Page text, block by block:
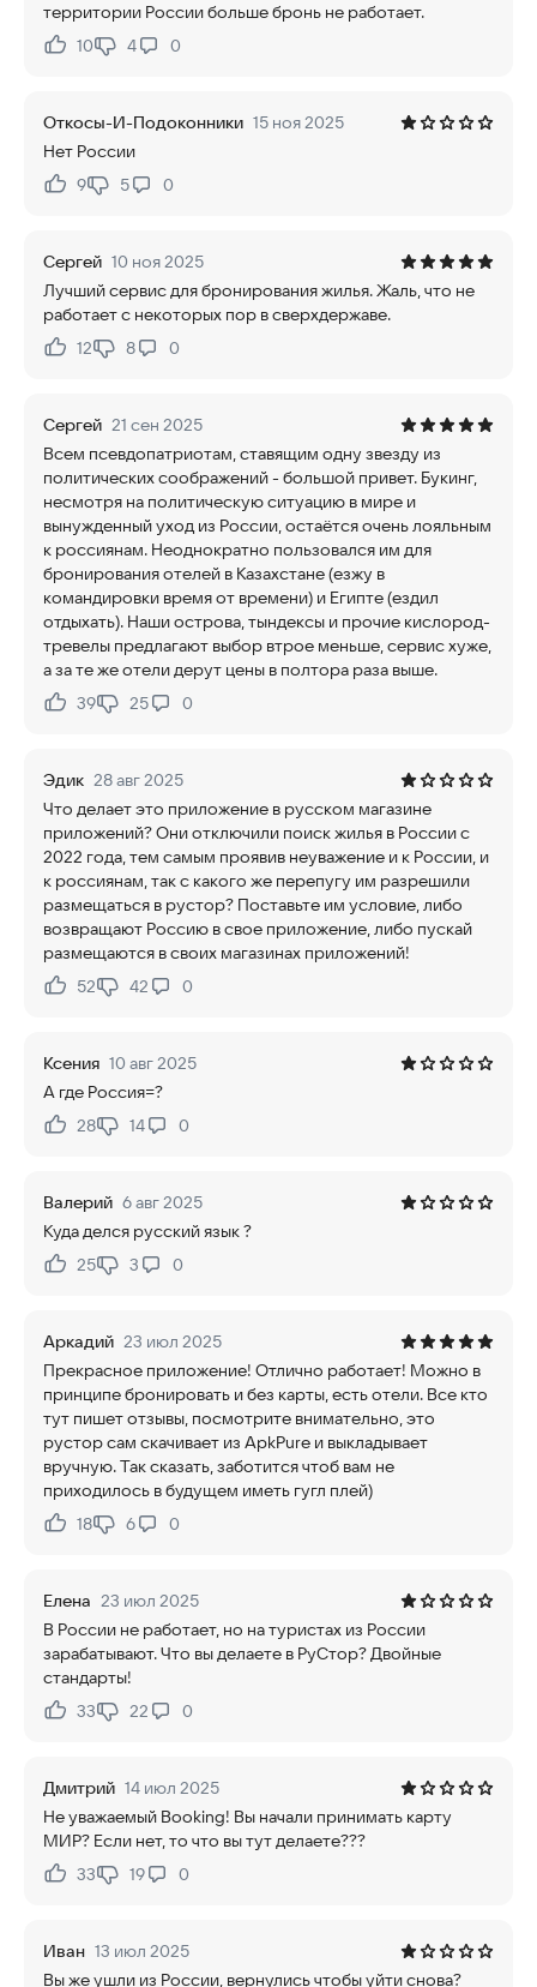
территории России больше бронь не работает.
Нравится:
10Не нравится:
4 0
Откосы-И-Подоконники 15 ноя 2025
Нет России
Нравится:
9Не нравится:
5 0
Сергей 10 ноя 2025
Лучший сервис для бронирования жилья. Жаль, что не
работает с некоторых пор в сверхдержаве.
Нравится:
12Не нравится:
8 0
Сергей 21 сен 2025
Всем псевдопатриотам, ставящим одну звезду из
политических соображений - большой привет. Букинг,
несмотря на политическую ситуацию в мире и
вынужденный уход из России, остаётся очень лояльным
к россиянам. Неоднократно пользовался им для
бронирования отелей в Казахстане (езжу в
командировки время от времени) и Египте (ездил
отдыхать). Наши острова, тындексы и прочие кислород-
тревелы предлагают выбор втрое меньше, сервис хуже,
а за те же отели дерут цены в полтора раза выше.
Нравится:
39Не нравится:
25 0
Эдик 28 авг 2025
Что делает это приложение в русском магазине
приложений? Они отключили поиск жилья в России с
2022 года, тем самым проявив неуважение и к России, и
к россиянам, так с какого же перепугу им разрешили
размещаться в рустор? Поставьте им условие, либо
возвращают Россию в свое приложение, либо пускай
размещаются в своих магазинах приложений!
Нравится:
52Не нравится:
42 0
Ксения 10 авг 2025
А где Россия=?
Нравится:
28Не нравится:
14 0
Валерий 6 авг 2025
Куда делся русский язык ?
Нравится:
25Не нравится:
3 0
Аркадий 23 июл 2025
Прекрасное приложение! Отлично работает! Можно в
принципе бронировать и без карты, есть отели. Все кто
тут пишет отзывы, посмотрите внимательно, это
рустор сам скачивает из ApkPure и выкладывает
вручную. Так сказать, заботится чтоб вам не
приходилось в будущем иметь гугл плей)
Нравится:
18Не нравится:
6 0
Елена 23 июл 2025
В России не работает, но на туристах из России
зарабатывают. Что вы делаете в РуСтор? Двойные
стандарты!
Нравится:
33Не нравится:
22 0
Дмитрий 14 июл 2025
Не уважаемый Booking! Вы начали принимать карту
МИР? Если нет, то что вы тут делаете???
Нравится:
33Не нравится:
19 0
Иван 13 июл 2025
Вы же ушли из России, вернулись чтобы уйти снова?